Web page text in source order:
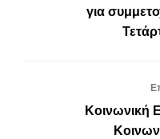
για
Κοινωνική